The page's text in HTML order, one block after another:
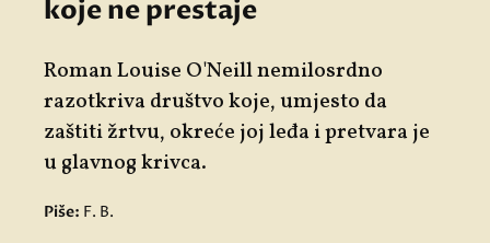
koje ne prestaje
RomanLouise O'Neillnemilosrdno
razotkriva društvo koje, umjesto da
zaštiti žrtvu, okreće joj leđa i pretvara je
u glavnog krivca.
Piše: F. B.